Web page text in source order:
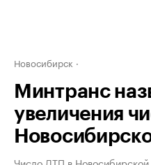
Новосибирск
Минтранс
увеличения